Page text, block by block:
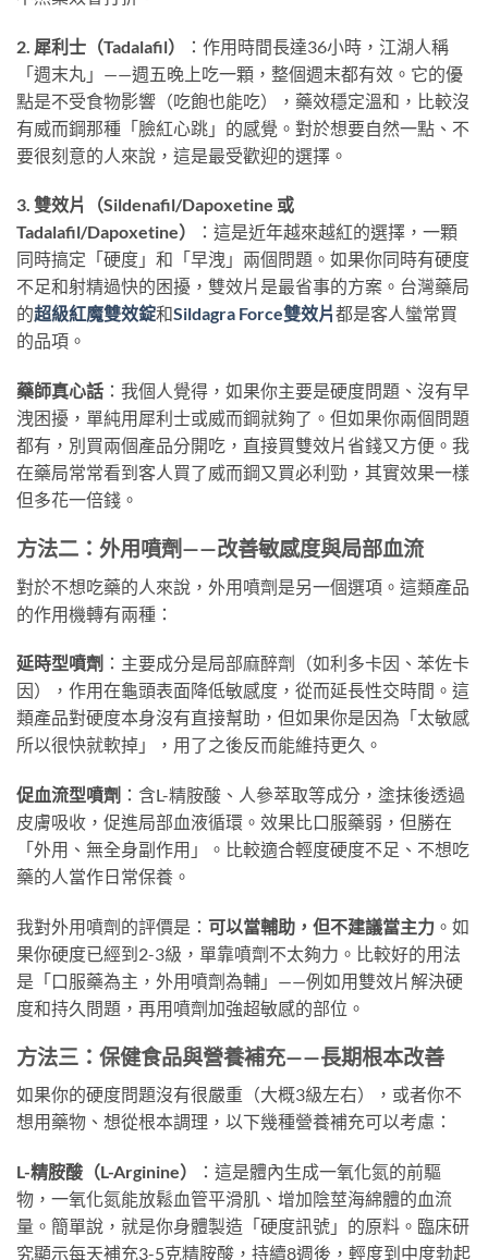
2. 犀利士（Tadalafil）
：作用時間長達36小時，江湖人稱
「週末丸」——週五晚上吃一顆，整個週末都有效。它的優
點是不受食物影響（吃飽也能吃），藥效穩定溫和，比較沒
有威而鋼那種「臉紅心跳」的感覺。對於想要自然一點、不
要很刻意的人來說，這是最受歡迎的選擇。
3. 雙效片（Sildenafil/Dapoxetine 或
Tadalafil/Dapoxetine）
：這是近年越來越紅的選擇，一顆
同時搞定「硬度」和「早洩」兩個問題。如果你同時有硬度
不足和射精過快的困擾，雙效片是最省事的方案。台灣藥局
的超級紅魔雙效錠和Sildagra Force雙效片都是客人蠻常買
的品項。
藥師真心話 ：我個人覺得，如果你主要是硬度問題、沒有早
洩困擾，單純用犀利士或威而鋼就夠了。但如果你兩個問題
都有，別買兩個產品分開吃，直接買雙效片省錢又方便。我
在藥局常常看到客人買了威而鋼又買必利勁，其實效果一樣
但多花一倍錢。
方法二：外用噴劑——改善敏感度與局部血流
對於不想吃藥的人來說，外用噴劑是另一個選項。這類產品
的作用機轉有兩種：
延時型噴劑 ：主要成分是局部麻醉劑（如利多卡因、苯佐卡
因），作用在龜頭表面降低敏感度，從而延長性交時間。這
類產品對硬度本身沒有直接幫助，但如果你是因為「太敏感
所以很快就軟掉」，用了之後反而能維持更久。
促血流型噴劑 ：含L-精胺酸、人參萃取等成分，塗抹後透過
皮膚吸收，促進局部血液循環。效果比口服藥弱，但勝在
「外用、無全身副作用」。比較適合輕度硬度不足、不想吃
藥的人當作日常保養。
我對外用噴劑的評價是： 可以當輔助，但不建議當主力 。如
果你硬度已經到2-3級，單靠噴劑不太夠力。比較好的用法
是「口服藥為主，外用噴劑為輔」——例如用雙效片解決硬
度和持久問題，再用噴劑加強超敏感的部位。
方法三：保健食品與營養補充——長期根本改善
如果你的硬度問題沒有很嚴重（大概3級左右），或者你不
想用藥物、想從根本調理，以下幾種營養補充可以考慮：
L-精胺酸（L-Arginine）
：這是體內生成一氧化氮的前驅
物，一氧化氮能放鬆血管平滑肌、增加陰莖海綿體的血流
量。簡單說，就是你身體製造「硬度訊號」的原料。臨床研
究顯示每天補充3-5克精胺酸，持續8週後，輕度到中度勃起